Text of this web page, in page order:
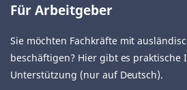
Für Arbeitgeber
Sie möchten Fachkräfte mit
beschäftigen? Hier gibt es praktische
Unterstützung (nur auf Deutsch).